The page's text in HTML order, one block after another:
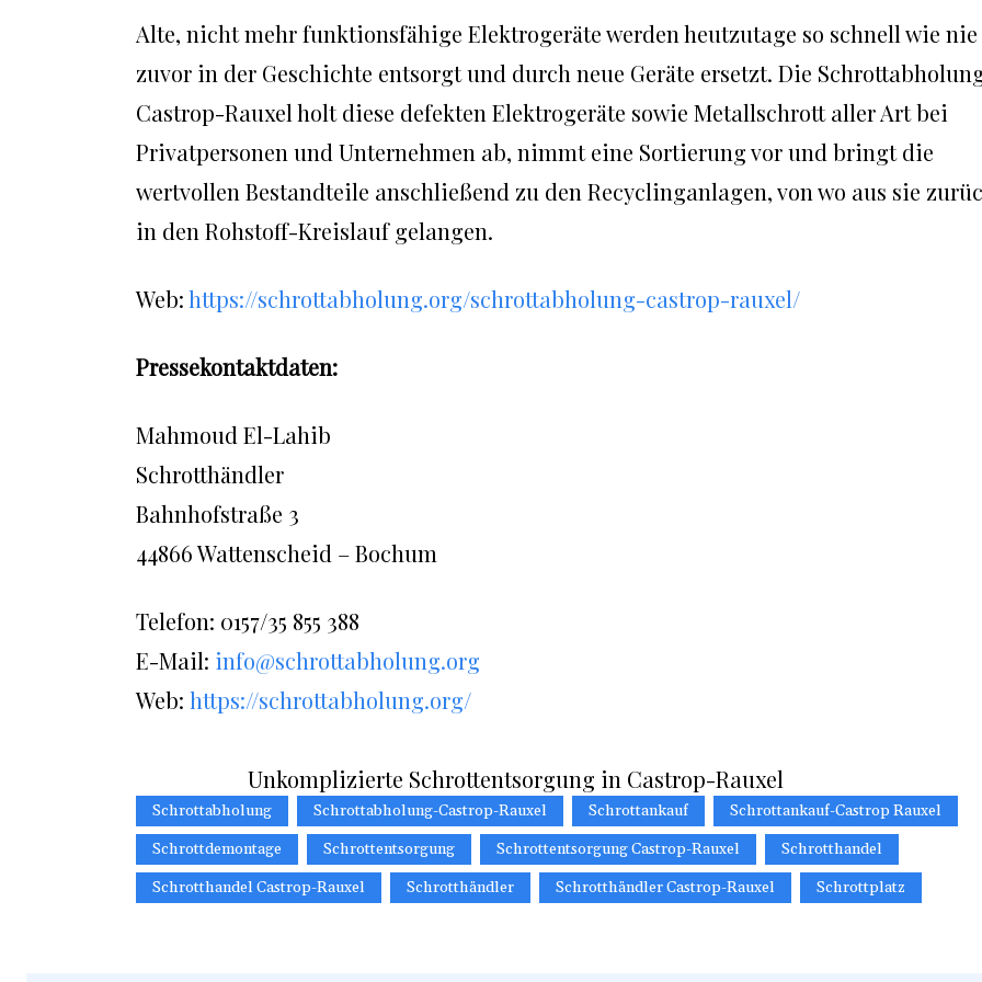
Alte, nicht mehr funktionsfähige Elektrogeräte werden heutzutage so schnell wie nie
zuvor in der Geschichte entsorgt und durch neue Geräte ersetzt. Die
Castrop-Rauxel holt diese defekten Elektrogeräte sowie Metallschrott aller Art bei
Privatpersonen und Unternehmen ab, nimmt eine Sortierung vor und bringt die
wertvollen Bestandteile anschließend zu den Recyclinganlagen, von wo aus sie
in den Rohstoff-Kreislauf gelangen.
Web:https://schrottabholung.org/schrottabholung-castrop-rauxel/
Pressekontaktdaten:
Mahmoud El-Lahib
Schrotthändler
Bahnhofstraße 3
44866 Wattenscheid – Bochum
Telefon: 0157/35 855 388
E-Mail: info@schrottabholung.org
Web: https://schrottabholung.org/
Unkomplizierte Schrottentsorgung in Castrop-Rauxel
Schrottabholung Schrottabholung-Castrop-Rauxel Schrottankauf
Schrottankauf-Castrop Rauxel
Schrottdemontage
Schrottentsorgung Schrottentsorgung Castrop-Rauxel
Schrotthandel
Schrotthandel Castrop-Rauxel
Schrotthändler Schrotthändler Castrop-Rauxel Schrottplatz